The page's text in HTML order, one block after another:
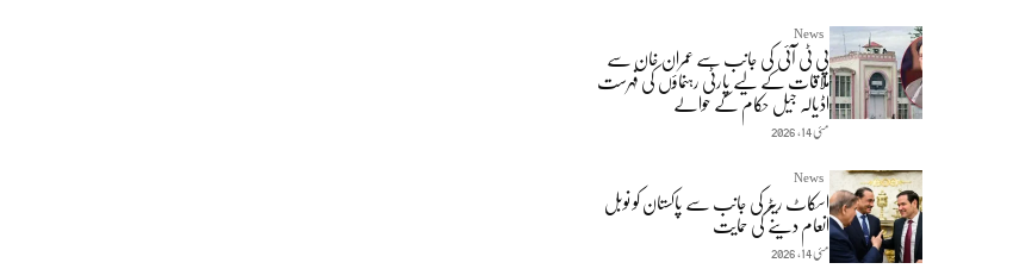
News
پی ٹی آئی کی جانب سے عمران خان سے
ملاقات کے لیے پارٹی رہنماؤں کی فہرست
اڈیالہ جیل حکام کے حوالے
مئی 14, 2026
News
اسکاٹ ریٹر کی جانب سے پاکستان کو نوبل
انعام دینے کی حمایت
مئی 14, 2026